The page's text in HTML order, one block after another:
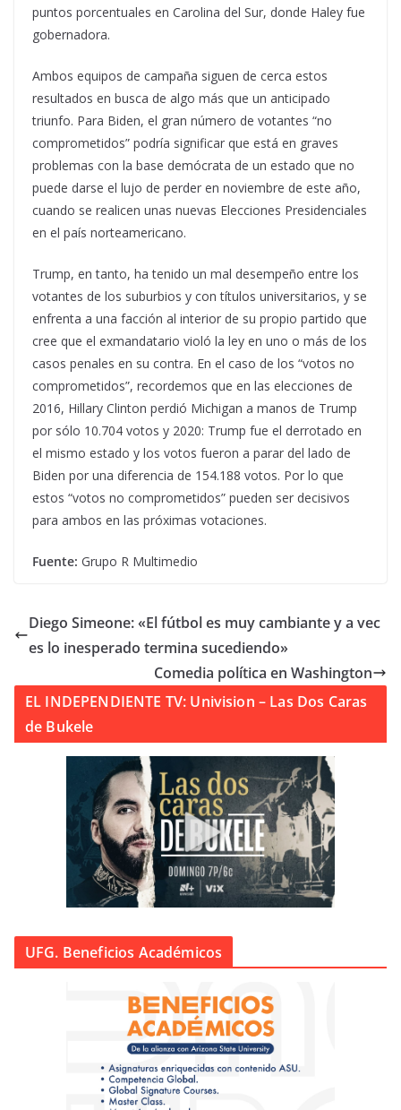
puntos porcentuales en Carolina del Sur, donde Haley fue
gobernadora.
Ambos equipos de campaña siguen de cerca estos
resultados en busca de algo más que un anticipado
triunfo. Para Biden, el gran número de votantes “no
comprometidos” podría significar que está en graves
problemas con la base demócrata de un estado que no
puede darse el lujo de perder en noviembre de este año,
cuando se realicen unas nuevas Elecciones Presidenciales
en el país norteamericano.
Trump, en tanto, ha tenido un mal desempeño entre los
votantes de los suburbios y con títulos universitarios, y se
enfrenta a una facción al interior de su propio partido que
cree que el exmandatario violó la ley en uno o más de los
casos penales en su contra. En el caso de los “votos no
comprometidos”, recordemos que en las elecciones de
2016, Hillary Clinton perdió Michigan a manos de Trump
por sólo 10.704 votos y 2020: Trump fue el derrotado en
el mismo estado y los votos fueron a parar del lado de
Biden por una diferencia de 154.188 votos. Por lo que
estos “votos no comprometidos” pueden ser decisivos
para ambos en las próximas votaciones.
Fuente: Grupo R Multimedio
Diego Simeone: «El fútbol es muy cambiante y a vec
es lo inesperado termina sucediendo»
Comedia política en Washington
EL INDEPENDIENTE TV: Univision – Las Dos Caras
de Bukele
UFG. Beneficios Académicos